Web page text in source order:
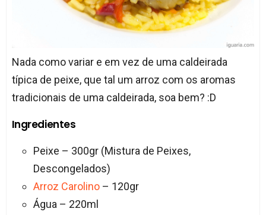
Nada como variar e em vez de uma caldeirada
típica de peixe, que tal um arroz com os aromas
tradicionais de uma caldeirada, soa bem? :D
Ingredientes
Peixe – 300gr (Mistura de Peixes,
Descongelados)
Arroz Carolino– 120gr
Água – 220ml